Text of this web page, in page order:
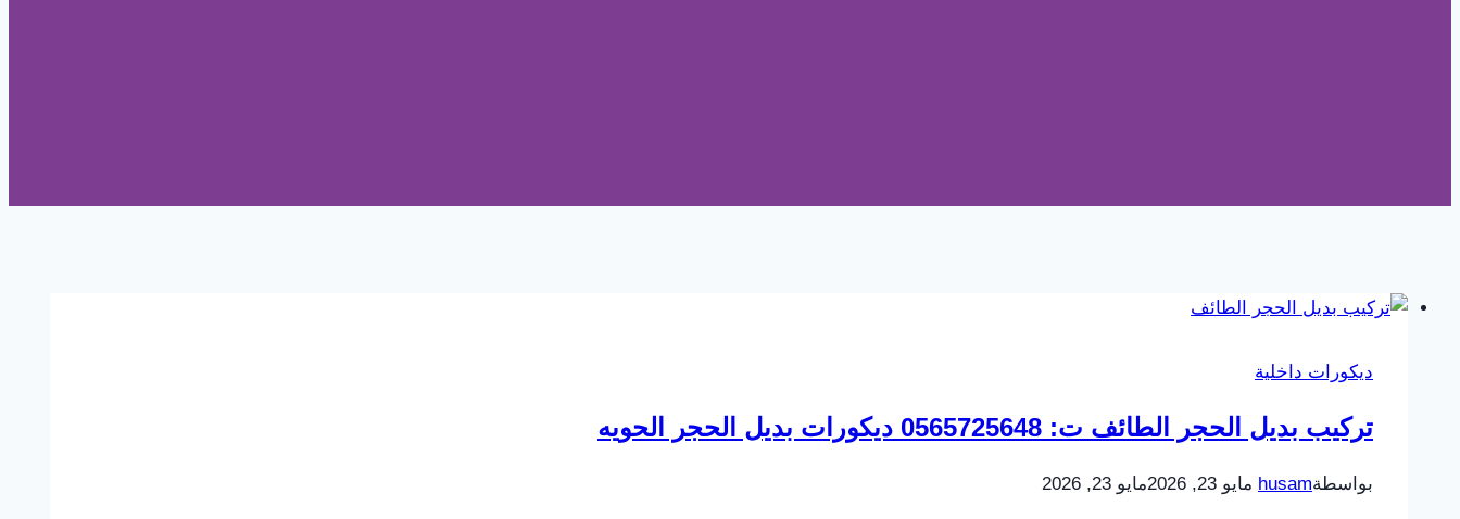
ديكورات داخلية
تركيب بديل الحجر الطائف ت: 0565725648 ديكورات بديل الحجر الحويه
بواسطةhusam مايو 23, 2026 مايو 23, 2026